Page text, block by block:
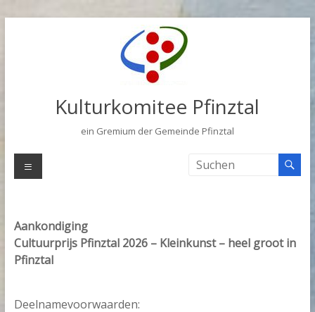
Kulturkomitee Pfinztal
ein Gremium der Gemeinde Pfinztal
Menü
Aankondiging
Cultuurprijs Pfinztal 2026 – Kleinkunst – heel groot in
Pfinztal
Deelnamevoorwaarden: